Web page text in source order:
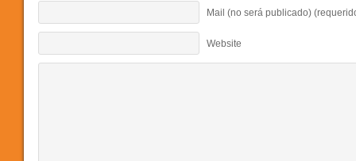
Mail (no será publicado)
Website